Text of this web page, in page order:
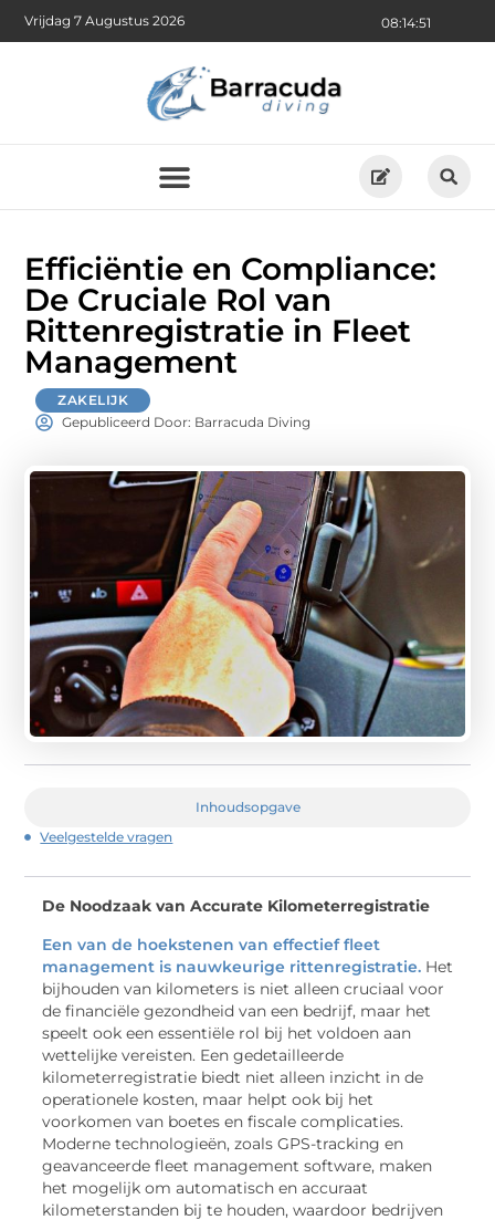
08:14:53
Vrijdag 7 Augustus 2026
Efficiëntie en Compliance:
De Cruciale Rol van
Rittenregistratie in Fleet
Management
ZAKELIJK
Gepubliceerd Door: Barracuda Diving
Inhoudsopgave
Veelgestelde vragen
De Noodzaak van Accurate Kilometerregistratie
Een van de hoekstenen van effectief fleet
management is nauwkeurige rittenregistratie. Het
bijhouden van kilometers is niet alleen cruciaal voor
de financiële gezondheid van een bedrijf, maar het
speelt ook een essentiële rol bij het voldoen aan
wettelijke vereisten. Een gedetailleerde
kilometerregistratie biedt niet alleen inzicht in de
operationele kosten, maar helpt ook bij het
voorkomen van boetes en fiscale complicaties.
Moderne technologieën, zoals GPS-tracking en
geavanceerde fleet management software, maken
het mogelijk om automatisch en accuraat
kilometerstanden bij te houden, waardoor bedrijven